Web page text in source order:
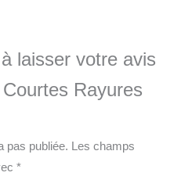
laisser votre avis
Rayures
pas publiée.
Les champs
*